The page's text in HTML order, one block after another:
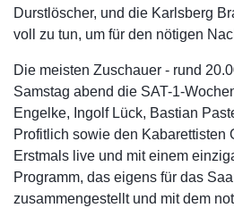
Durstlöscher, und die Karlsberg
voll zu tun, um für den nötigen
Die meisten Zuschauer - rund
Samstag abend die SAT-1-
Engelke, Ingolf Lück, Bastian
Profitlich sowie den Kabarettisten
Erstmals live und mit einem
Programm, das eigens für das
zusammengestellt und mit dem